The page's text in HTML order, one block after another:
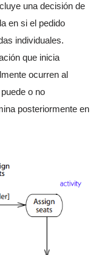
una decisión de
en si el pedido
individuales.
que inicia
ocurren al
o no
posteriormente en